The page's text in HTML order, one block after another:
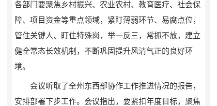
各部门要聚焦乡村振兴、农业农村、教育医疗、社会保
障、项目资金等重点领域，紧盯薄弱环节、易腐点位，
管住关键人、盯住特殊岗，举一反三，常抓不放，建立
健全常态长效机制，不断巩固提升风清气正的良好环
境。
会议听取了全州东西部协作工作推进情况的报告，
安排部署下步工作。会议指出，要紧扣年度目标，聚焦